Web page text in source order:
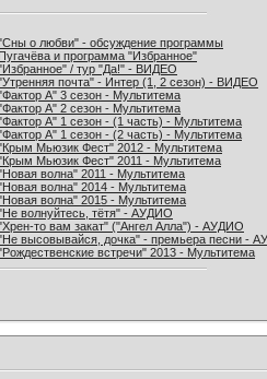
о любви" - обсуждение программы
Пугачёва и программа "Избранное"
/ тур "Да!" - ВИДЕО
почта" - Интер (1, 2 сезон) - ВИДЕО
А" 3 сезон - Мультитема
А" 2 сезон - Мультитема
А" 1 сезон - (1 часть) - Мультитема
А" 1 сезон - (2 часть) - Мультитема
Мьюзик Фест" 2012 - Мультитема
Мьюзик Фест" 2011 - Мультитема
волна" 2011 - Мультитема
волна" 2014 - Мультитема
волна" 2015 - Мультитема
волнуйтесь, тётя" - АУДИО
то вам закат" ("Ангел Алла") - АУДИО
высовывайся, дочка" - премьера песни -
встречи" 2013 - Мультитема